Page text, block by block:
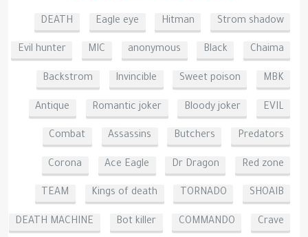
Strom shadow
Hitman
Eagle eye
DEATH
Chaima
Black
anonymous
MIC
Evil hunter
MBK
Sweet poison
Invincible
Backstrom
EVIL
Bloody joker
Romantic joker
Antique
Predators
Butchers
Assassins
Combat
Red zone
Dr Dragon
Ace Eagle
Corona
SHOAIB
TORNADO
Kings of death
TEAM
Crave
COMMANDO
Bot killer
DEATH MACHINE